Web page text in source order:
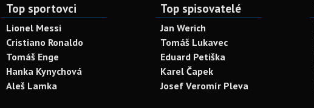
Top sportovci
Lionel Messi
Cristiano Ronaldo
Tomáš Enge
Hanka Kynychová
Aleš Lamka
Top spisovatelé
Jan Werich
Tomáš Lukavec
Eduard Petiška
Karel Čapek
Josef Veromír Pleva